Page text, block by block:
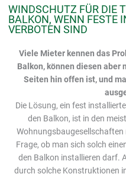
WINDSCHUTZ FÜR DIE
BALKON, WENN FESTE
VERBOTEN SIND
Viele Mieter kennen das
Balkon, können diesen aber
Seiten hin offen ist, und
Die Lösung, ein fest
den Balkon, ist in den
Frage, ob man sich solch
den Balkon installieren darf.
durch solche Konstruktionen